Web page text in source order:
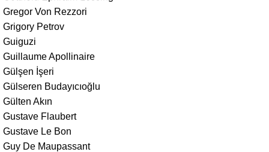
Gregor Von Rezzori
Grigory Petrov
Guiguzi
Guillaume Apollinaire
Gülşen İşeri
Gülseren Budayıcıoğlu
Gülten Akın
Gustave Flaubert
Gustave Le Bon
Guy De Maupassant